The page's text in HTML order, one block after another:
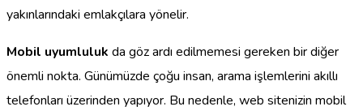
yakınlarındaki emlakçılara yönelir.
Mobil uyumluluk da göz ardı edilmemesi gereken bir diğer
önemli nokta. Günümüzde çoğu insan, arama işlemlerini akıllı
telefonları üzerinden yapıyor. Bu nedenle, web sitenizin mobil